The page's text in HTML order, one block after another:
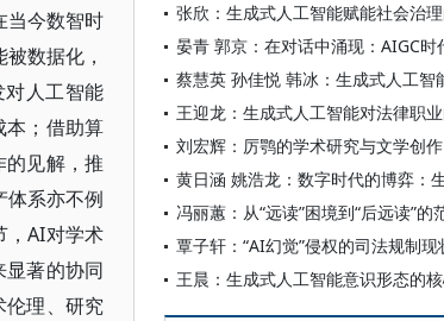
当今数智时
数据化，
人工智能
本；借助算
见解，推
体系亦不例
，AI对学术
著的协同
伦理、研究
刘宏辉：厉鹗的学术研究与文学创作